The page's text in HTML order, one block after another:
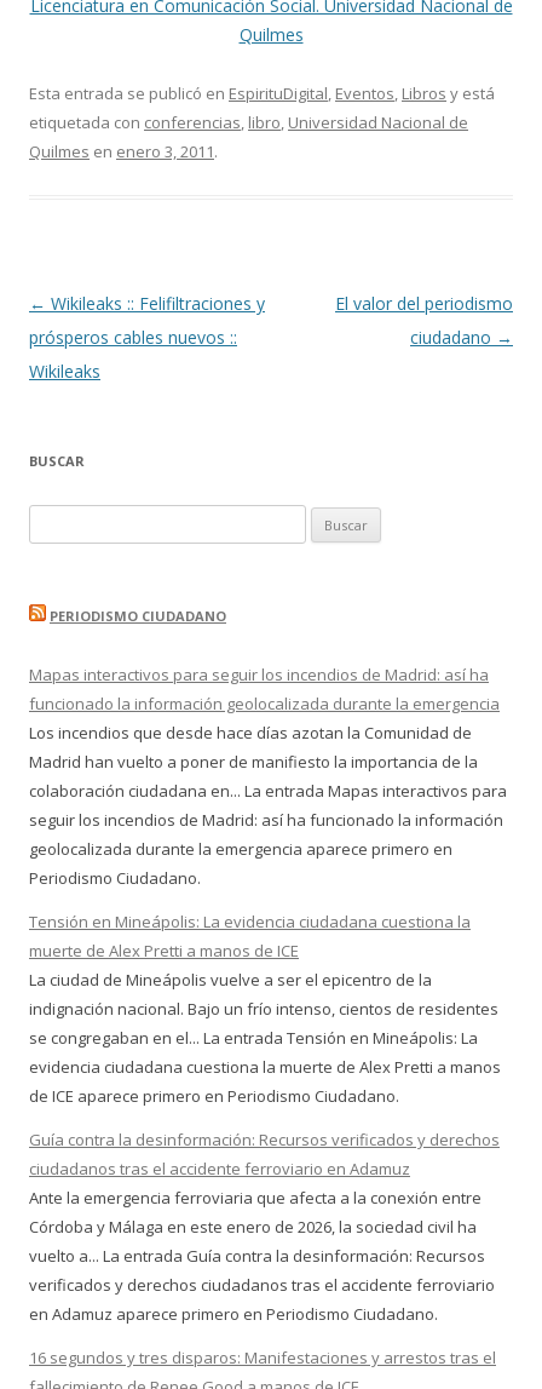
Licenciatura en Comunicación Social. Universidad Nacional de
Quilmes
Esta entrada se publicó en EspirituDigital, Eventos, Libros y está
etiquetada con conferencias, libro, Universidad Nacional de
Quilmes en enero 3, 2011.
Navegación
de
entradas
← Wikileaks :: Felifiltraciones y
prósperos cables nuevos ::
Wikileaks
El valor del periodismo
ciudadano →
BUSCAR
PERIODISMO CIUDADANO
Mapas interactivos para seguir los incendios de Madrid: así ha
funcionado la información geolocalizada durante la emergencia
Los incendios que desde hace días azotan la Comunidad de
Madrid han vuelto a poner de manifiesto la importancia de la
colaboración ciudadana en... La entrada Mapas interactivos para
seguir los incendios de Madrid: así ha funcionado la información
geolocalizada durante la emergencia aparece primero en
Periodismo Ciudadano.
Tensión en Mineápolis: La evidencia ciudadana cuestiona la
muerte de Alex Pretti a manos de ICE
La ciudad de Mineápolis vuelve a ser el epicentro de la
indignación nacional. Bajo un frío intenso, cientos de residentes
se congregaban en el... La entrada Tensión en Mineápolis: La
evidencia ciudadana cuestiona la muerte de Alex Pretti a manos
de ICE aparece primero en Periodismo Ciudadano.
Guía contra la desinformación: Recursos verificados y derechos
ciudadanos tras el accidente ferroviario en Adamuz
Ante la emergencia ferroviaria que afecta a la conexión entre
Córdoba y Málaga en este enero de 2026, la sociedad civil ha
vuelto a... La entrada Guía contra la desinformación: Recursos
verificados y derechos ciudadanos tras el accidente ferroviario
en Adamuz aparece primero en Periodismo Ciudadano.
16 segundos y tres disparos: Manifestaciones y arrestos tras el